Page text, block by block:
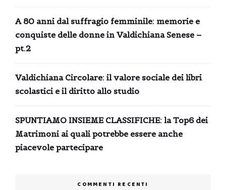
A 80 anni dal suffragio femminile: memorie e
conquiste delle donne in Valdichiana Senese –
pt.2
Valdichiana Circolare: il valore sociale dei libri
scolastici e il diritto allo studio
SPUNTIAMO INSIEME CLASSIFICHE: la Top6 dei
Matrimoni ai quali potrebbe essere anche
piacevole partecipare
COMMENTI RECENTI